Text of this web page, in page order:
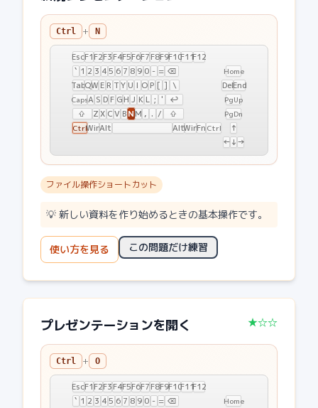
Ctrl + N
EscF1F2F3F4F5F6F7F8F9F10F11F12
` 1 2 3 45 6 7 8 9 0 - = ⌫
TabQWE R T Y U I OP [ ] \
CapsA S D F GH J K L ; '
↩
⇧
Z X CV BNM , . / ⇧
CtrlWinAlt AltWinFn Ctrl
Home
DelEnd
PgUp
PgDn
↑
←↓→
ファイル操作ショートカット
💡 新しい資料を作り始めるときの基本操作です。
使い方を見る この問題だけ練習
プレゼンテーションを開く ★☆☆
Ctrl + O
EscF1F2F3F4F5F6F7F8F9F10F11F12
` 1 2 3 45 6 7 8 9 0 - = ⌫
Home